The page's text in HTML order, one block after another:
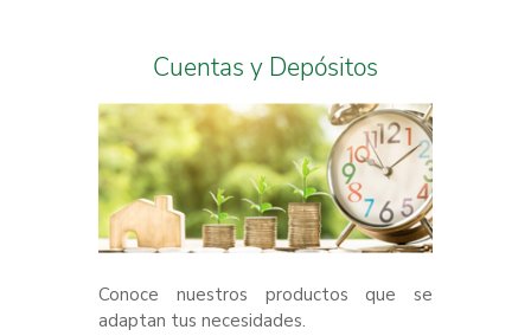
Cuentas y Depósitos
Conoce nuestros productos que se
adaptan tus necesidades.